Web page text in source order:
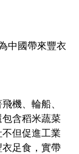
中國帶來豐衣
機、輪船、
含稻米蔬菜
但促進工業
足食，實帶